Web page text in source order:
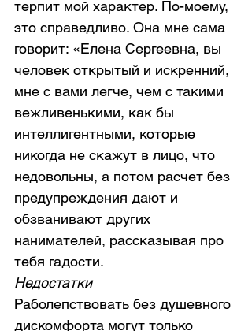
терпит мой характер. По-моему,
это справедливо. Она мне сама
говорит: «Елена Сергеевна, вы
человек открытый и искренний,
мне с вами легче, чем с такими
вежливенькими, как бы
интеллигентными, которые
никогда не скажут в лицо, что
недовольны, а потом расчет без
предупреждения дают и
обзванивают других
нанимателей, рассказывая про
тебя гадости.
Недостатки
Раболепствовать без душевного
дискомфорта могут только